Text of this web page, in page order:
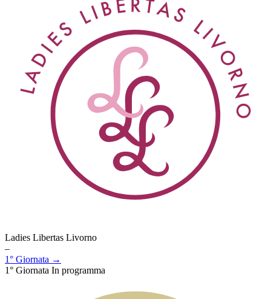
Ladies Libertas Livorno
–
1° Giornata →
1° Giornata In programma